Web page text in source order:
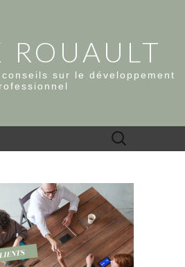
ROUAULT
sur le développement
Rechercher :